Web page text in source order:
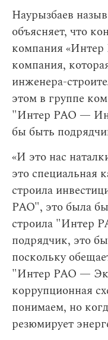
Наурызбаев
объясняет, что
компания
компания,
инженера-
этом в группе
"Интер РАО —
бы быть
«И это нас
это специальная
строила
РАО", это была
строила "Интер
подрядчик, это
поскольку
"Интер РАО —
коррупционная
понимаем, но
резюмирует